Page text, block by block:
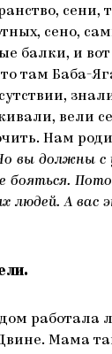
сени,
сено,
балки, и
там Баба-
вели
Нам
вы должны с
бояться.
людей. А вас
работала
Мама